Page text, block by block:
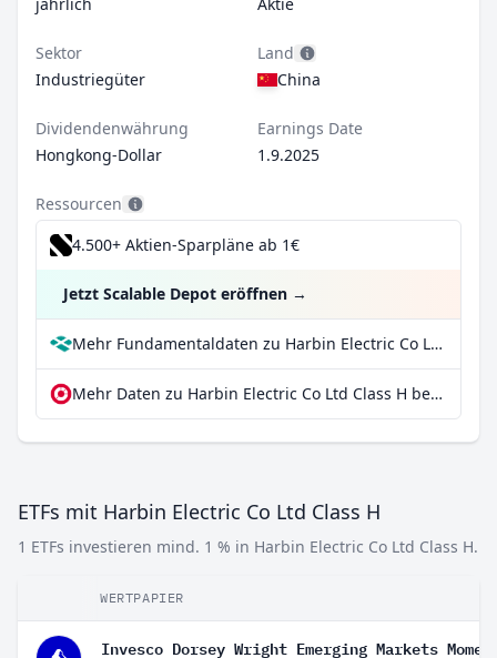
Sektor
Industriegüter
Land
China
Dividendenwährung
Hongkong-Dollar
Earnings Date
1.9.2025
Ressourcen
4.500+ Aktien-Sparpläne ab 1€
Jetzt Scalable Depot eröffnen →
Mehr Fundamentaldaten zu Harbin Electric Co Ltd Class H bei Parqet
Mehr Daten zu Harbin Electric Co Ltd Class H bei extraETF
ETFs mit Harbin Electric Co Ltd Class H
1 ETFs investieren mind. 1 % in Harbin Electric Co Ltd Class H.
WERTPAPIER